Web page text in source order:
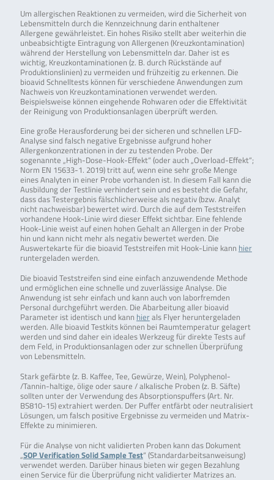
Um allergischen Reaktionen zu vermeiden, wird die Sicherheit von
Lebensmitteln durch die Kennzeichnung darin enthaltener
Allergene gewährleistet. Ein hohes Risiko stellt aber weiterhin die
unbeabsichtigte Eintragung von Allergenen (Kreuzkontamination)
während der Herstellung von Lebensmitteln dar. Daher ist es
wichtig, Kreuzkontaminationen (z. B. durch Rückstände auf
Produktionslinien) zu vermeiden und frühzeitig zu erkennen. Die
bioavid Schnelltests können für verschiedene Anwendungen zum
Nachweis von Kreuzkontaminationen verwendet werden.
Beispielsweise können eingehende Rohwaren oder die Effektivität
der Reinigung von Produktionsanlagen überprüft werden.
Eine große Herausforderung bei der sicheren und schnellen LFD-
Analyse sind falsch negative Ergebnisse aufgrund hoher
Allergenkonzentrationen in der zu testenden Probe. Der
sogenannte „High-Dose-Hook-Effekt“ (oder auch „Overload-Effekt“;
Norm EN 15633-1. 2019) tritt auf, wenn eine sehr große Menge
eines Analyten in einer Probe vorhanden ist. In diesem Fall kann die
Ausbildung der Testlinie verhindert sein und es besteht die Gefahr,
dass das Testergebnis fälschlicherweise als negativ (bzw. Analyt
nicht nachweisbar) bewertet wird. Durch die auf dem Teststreifen
vorhandene Hook-Linie wird dieser Effekt sichtbar. Eine fehlende
Hook-Linie weist auf einen hohen Gehalt an Allergen in der Probe
hin und kann nicht mehr als negativ bewertet werden. Die
Auswertekarte für die bioavid Teststreifen mit Hook-Linie kann hier
runtergeladen werden.
Die bioavid Teststreifen sind eine einfach anzuwendende Methode
und ermöglichen eine schnelle und zuverlässige Analyse. Die
Anwendung ist sehr einfach und kann auch von laborfremden
Personal durchgeführt werden. Die Abarbeitung aller bioavid
Parameter ist identisch und kann hierals Flyer heruntergeladen
werden. Alle bioavid Testkits können bei Raumtemperatur gelagert
werden und sind daher ein ideales Werkzeug für direkte Tests auf
dem Feld, in Produktionsanlagen oder zur schnellen Überprüfung
von Lebensmitteln.
Stark gefärbte (z. B. Kaffee, Tee, Gewürze, Wein), Polyphenol-
/Tannin-haltige, ölige oder saure / alkalische Proben (z. B. Säfte)
sollten unter der Verwendung des Absorptionspuffers (Art. Nr.
BS810-15) extrahiert werden. Der Puffer entfärbt oder neutralisiert
Lösungen, um falsch positive Ergebnisse zu vermeiden und Matrix-
Effekte zu minimieren.
Für die Analyse von nicht validierten Proben kann das Dokument
„SOP Verification Solid Sample Test“ (Standardarbeitsanweisung)
verwendet werden. Darüber hinaus bieten wir gegen Bezahlung
einen Service für die Überprüfung nicht validierter Matrizes an.